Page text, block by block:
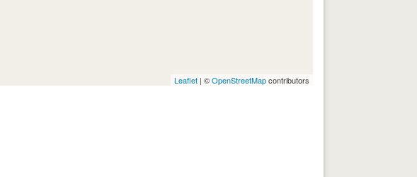
Leaflet | ©OpenStreetMapcontributors